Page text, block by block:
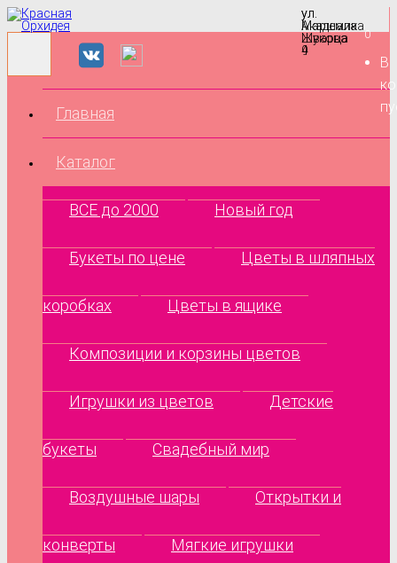
ул.
Маршала
Жукова
9
ул.
Академика
Шварца
4
0
В
Главная
Каталог
ВСЕ до 2000 Новый год
Букеты по цене Цветы в шляпных
коробках Цветы в ящике
Композиции и корзины цветов
Игрушки из цветов Детские
букеты Свадебный мир
Воздушные шары Открытки и
конверты Мягкие игрушки